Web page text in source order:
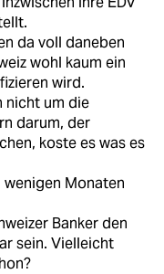
da voll daneben
wohl kaum ein
wird.
nicht um die
darum, der
koste es was es
Monaten
Banker den
sein. Vielleicht